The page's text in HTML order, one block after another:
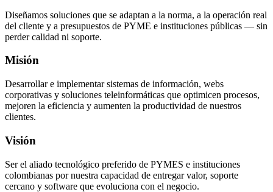
Diseñamos soluciones que se adaptan a la norma, a la operación real
del cliente y a presupuestos de PYME e instituciones públicas — sin
perder calidad ni soporte.
Misión
Desarrollar e implementar sistemas de información, webs
corporativas y soluciones teleinformáticas que optimicen procesos,
mejoren la eficiencia y aumenten la productividad de nuestros
clientes.
Visión
Ser el aliado tecnológico preferido de PYMES e instituciones
colombianas por nuestra capacidad de entregar valor, soporte
cercano y software que evoluciona con el negocio.